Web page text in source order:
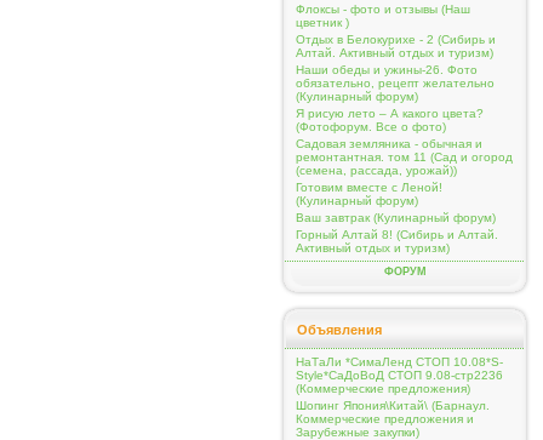
Флоксы - фото и отзывы (Наш
цветник )
Отдых в Белокурихе - 2 (Сибирь и
Алтай. Активный отдых и туризм)
Наши обеды и ужины-26. Фото
обязательно, рецепт желательно
(Кулинарный форум)
Я рисую лето – А какого цвета?
(Фотофорум. Все о фото)
Садовая земляника - обычная и
ремонтантная. том 11 (Сад и огород
(семена, рассада, урожай))
Готовим вместе с Леной!
(Кулинарный форум)
Ваш завтрак (Кулинарный форум)
Горный Алтай 8! (Сибирь и Алтай.
Активный отдых и туризм)
ФОРУМ
Объявления
НаТаЛи *СимаЛенд СТОП 10.08*S-
Style*СаДоВоД СТОП 9.08-стр2236
(Коммерческие предложения)
Шопинг Япония\Китай\ (Барнаул.
Коммерческие предложения и
Зарубежные закупки)